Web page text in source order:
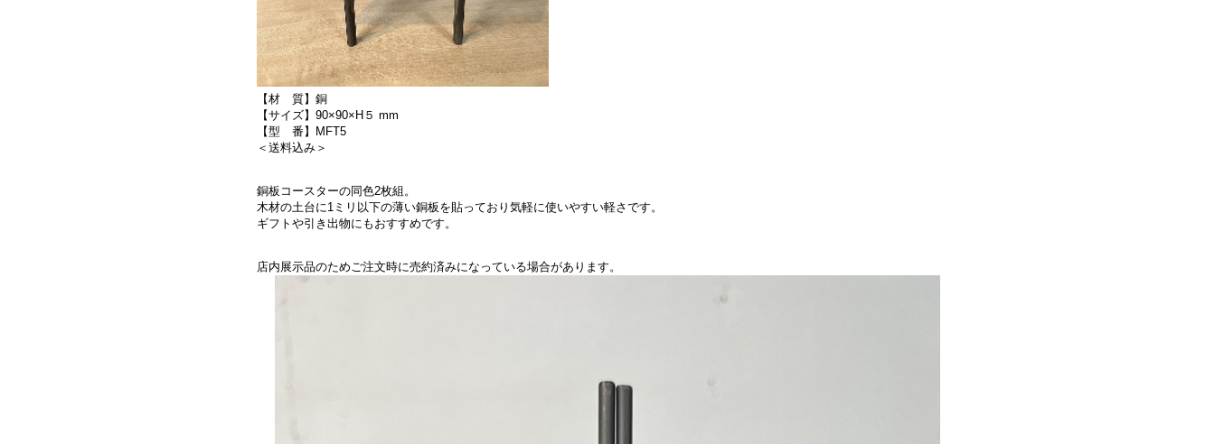
【材 質】銅
【サイズ】90×90×H５ mm
【型 番】MFT5
＜送料込み＞
銅板コースターの同色2枚組。
木材の土台に1ミリ以下の薄い銅板を貼っており気軽に使いやすい軽さです。
ギフトや引き出物にもおすすめです。
店内展示品のためご注文時に売約済みになっている場合があります。